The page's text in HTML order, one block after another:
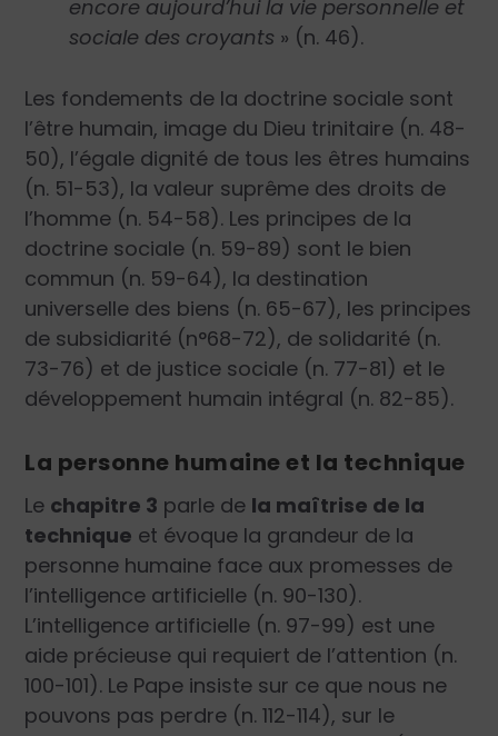
encore aujourd’hui la vie personnelle et
sociale des croyants » (n. 46).
Les fondements de la doctrine sociale sont
l’être humain, image du Dieu trinitaire (n. 48-
50), l’égale dignité de tous les êtres humains
(n. 51-53), la valeur suprême des droits de
l’homme (n. 54-58). Les principes de la
doctrine sociale (n. 59-89) sont le bien
commun (n. 59-64), la destination
universelle des biens (n. 65-67), les principes
de subsidiarité (n°68-72), de solidarité (n.
73-76) et de justice sociale (n. 77-81) et le
développement humain intégral (n. 82-85).
La personne humaine et la technique
Le chapitre 3 parle de la maîtrise de la
technique et évoque la grandeur de la
personne humaine face aux promesses de
l’intelligence artificielle (n. 90-130).
L’intelligence artificielle (n. 97-99) est une
aide précieuse qui requiert de l’attention (n.
100-101). Le Pape insiste sur ce que nous ne
pouvons pas perdre (n. 112-114), sur le